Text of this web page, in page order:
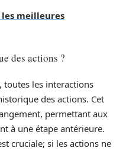
meilleures
des actions ?
toutes les interactions
des actions. Cet
permettant aux
à une étape antérieure.
cruciale; si les actions ne